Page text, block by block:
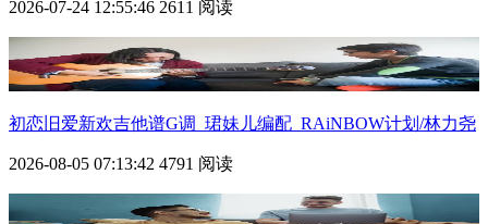
2026-07-24 12:55:46 2611 阅读
初恋旧爱新欢吉他谱G调_珺妹儿编配_RAiNBOW计划/林力尧
2026-08-05 07:13:42 4791 阅读